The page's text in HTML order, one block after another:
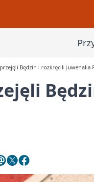
Będzin i rozkręcili Juwenalia